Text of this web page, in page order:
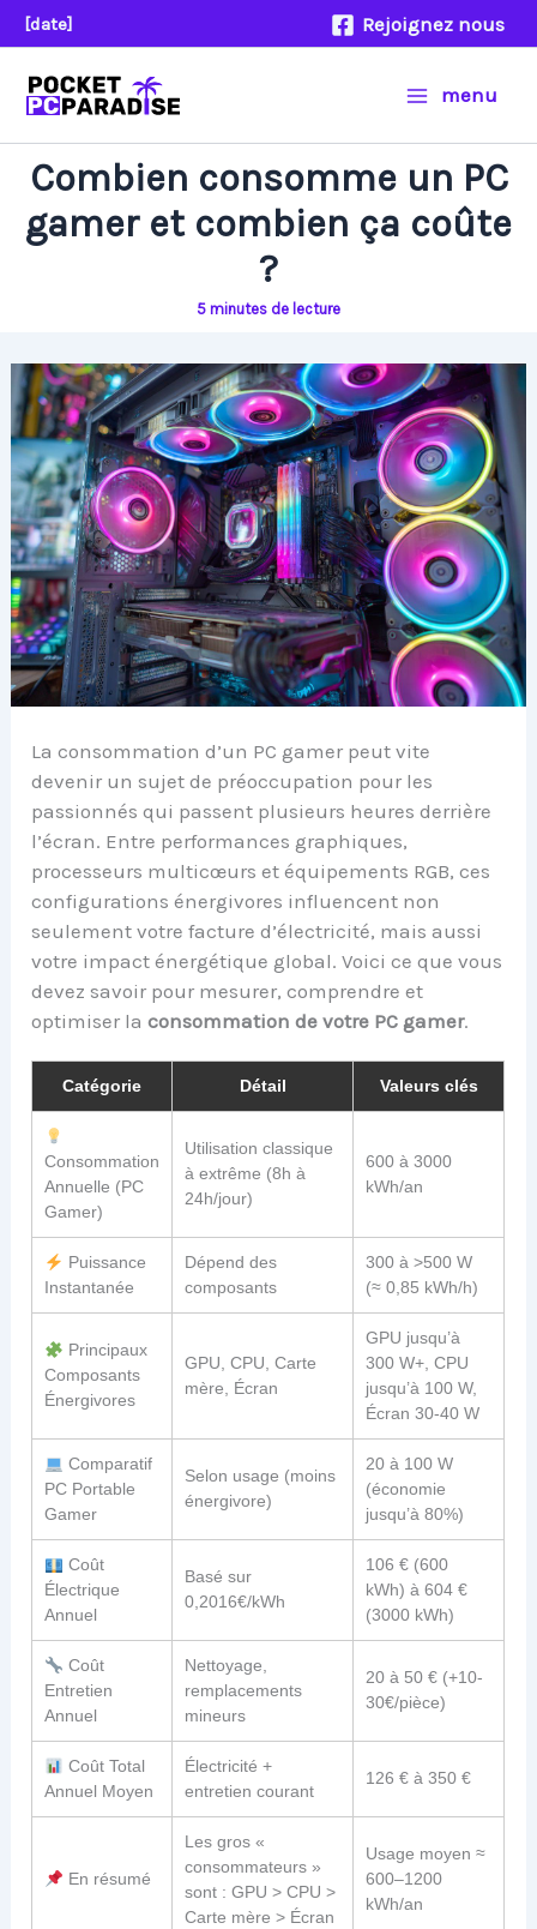
Aller
au
contenu
[date] Rejoignez nous
menu
Combien consomme un PC
gamer et combien ça coûte
?
5 minutes de lecture
La consommation d’un PC gamer peut vite
devenir un sujet de préoccupation pour les
passionnés qui passent plusieurs heures derrière
l’écran. Entre performances graphiques,
processeurs multicœurs et équipements RGB, ces
configurations énergivores influencent non
seulement votre facture d’électricité, mais aussi
votre impact énergétique global. Voici ce que vous
devez savoir pour mesurer, comprendre et
optimiser laconsommation de votre PC gamer.
Catégorie Détail Valeurs clés
Consommation
Annuelle (PC
Gamer)
Utilisation classique
à extrême (8h à
24h/jour)
600 à 3000
kWh/an
Puissance
Instantanée
Dépend des
composants
300 à >500 W
(≈ 0,85 kWh/h)
Principaux
Composants
Énergivores
GPU, CPU, Carte
mère, Écran
GPU jusqu’à
300 W+, CPU
jusqu’à 100 W,
Écran 30-40 W
Comparatif
PC Portable
Gamer
Selon usage (moins
énergivore)
20 à 100 W
(économie
jusqu’à 80%)
Coût
Électrique
Annuel
Basé sur
0,2016€/kWh
106 € (600
kWh) à 604 €
(3000 kWh)
Coût
Entretien
Annuel
Nettoyage,
remplacements
mineurs
20 à 50 € (+10-
30€/pièce)
Coût Total
Annuel Moyen
Électricité +
entretien courant
126 € à 350 €
En résumé
Les gros «
consommateurs »
sont : GPU > CPU >
Carte mère > Écran
Usage moyen ≈
600–1200
kWh/an